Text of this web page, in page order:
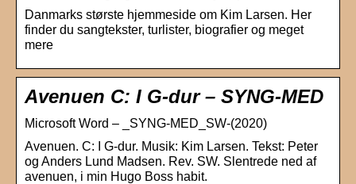
Danmarks største hjemmeside om Kim Larsen. Her
finder du sangtekster, turlister, biografier og meget
mere
Avenuen C: I G-dur – SYNG-MED
Microsoft Word – _SYNG-MED_SW-(2020)
Avenuen. C: I G-dur. Musik: Kim Larsen. Tekst: Peter
og Anders Lund Madsen. Rev. SW. Slentrede ned af
avenuen, i min Hugo Boss habit.